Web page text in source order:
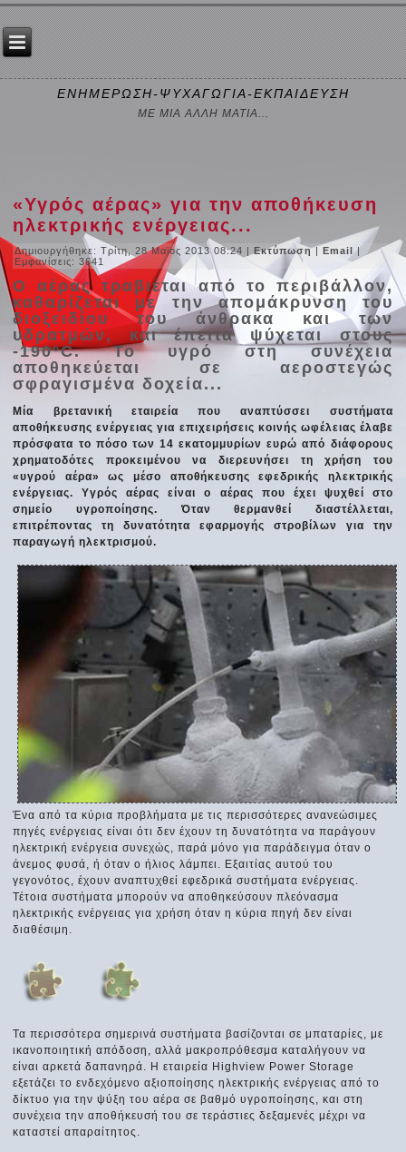
ΕΝΗΜΕΡΩΣΗ-ΨΥΧΑΓΩΓΙΑ-ΕΚΠΑΙΔΕΥΣΗ
ΜΕ ΜΙΑ ΑΛΛΗ ΜΑΤΙΑ...
«Υγρός αέρας» για την αποθήκευση
ηλεκτρικής ενέργειας...
Δημιουργήθηκε: Τρίτη, 28 Μαϊος 2013 08:24 |Εκτύπωση|Email|
Εμφανίσεις: 3641
Ο αέρας τραβιέται από το περιβάλλον,
καθαρίζεται με την απομάκρυνση του
διοξειδίου του άνθρακα και των
υδρατμών, και έπειτα ψύχεται στους
-190°C. Το υγρό στη συνέχεια
αποθηκεύεται σε αεροστεγώς
σφραγισμένα δοχεία...
Μία βρετανική εταιρεία που αναπτύσσει συστήματα
αποθήκευσης ενέργειας για επιχειρήσεις κοινής ωφέλειας έλαβε
πρόσφατα το πόσο των 14 εκατομμυρίων ευρώ από διάφορους
χρηματοδότες προκειμένου να διερευνήσει τη χρήση του
«υγρού αέρα» ως μέσο αποθήκευσης εφεδρικής ηλεκτρικής
ενέργειας. Υγρός αέρας είναι ο αέρας που έχει ψυχθεί στο
σημείο υγροποίησης. Όταν θερμανθεί διαστέλλεται,
επιτρέποντας τη δυνατότητα εφαρμογής στροβίλων για την
παραγωγή ηλεκτρισμού.
Ένα από τα κύρια προβλήματα με τις περισσότερες ανανεώσιμες
πηγές ενέργειας είναι ότι δεν έχουν τη δυνατότητα να παράγουν
ηλεκτρική ενέργεια συνεχώς, παρά μόνο για παράδειγμα όταν ο
άνεμος φυσά, ή όταν ο ήλιος λάμπει. Εξαιτίας αυτού του
γεγονότος, έχουν αναπτυχθεί εφεδρικά συστήματα ενέργειας.
Τέτοια συστήματα μπορούν να αποθηκεύσουν πλεόνασμα
ηλεκτρικής ενέργειας για χρήση όταν η κύρια πηγή δεν είναι
διαθέσιμη.
Τα περισσότερα σημερινά συστήματα βασίζονται σε μπαταρίες, με
ικανοποιητική απόδοση, αλλά μακροπρόθεσμα καταλήγουν να
είναι αρκετά δαπανηρά. Η εταιρεία Highview Power Storage
εξετάζει το ενδεχόμενο αξιοποίησης ηλεκτρικής ενέργειας από το
δίκτυο για την ψύξη του αέρα σε βαθμό υγροποίησης, και στη
συνέχεια την αποθήκευσή του σε τεράστιες δεξαμενές μέχρι να
καταστεί απαραίτητος.